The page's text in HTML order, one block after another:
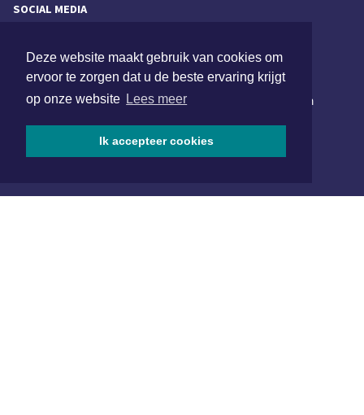
Deze website maakt gebruik van cookies om
ervoor te zorgen dat u de beste ervaring krijgt
op onze website Lees meer
Ik accepteer cookies
SOCIAL MEDIA
NIEUWSBRIEF AANMELDEN
Schrijf je in voor onze nieuwsbrief en krijg wekelijks een
Aanmelden
ONLINE DAGBLADEN